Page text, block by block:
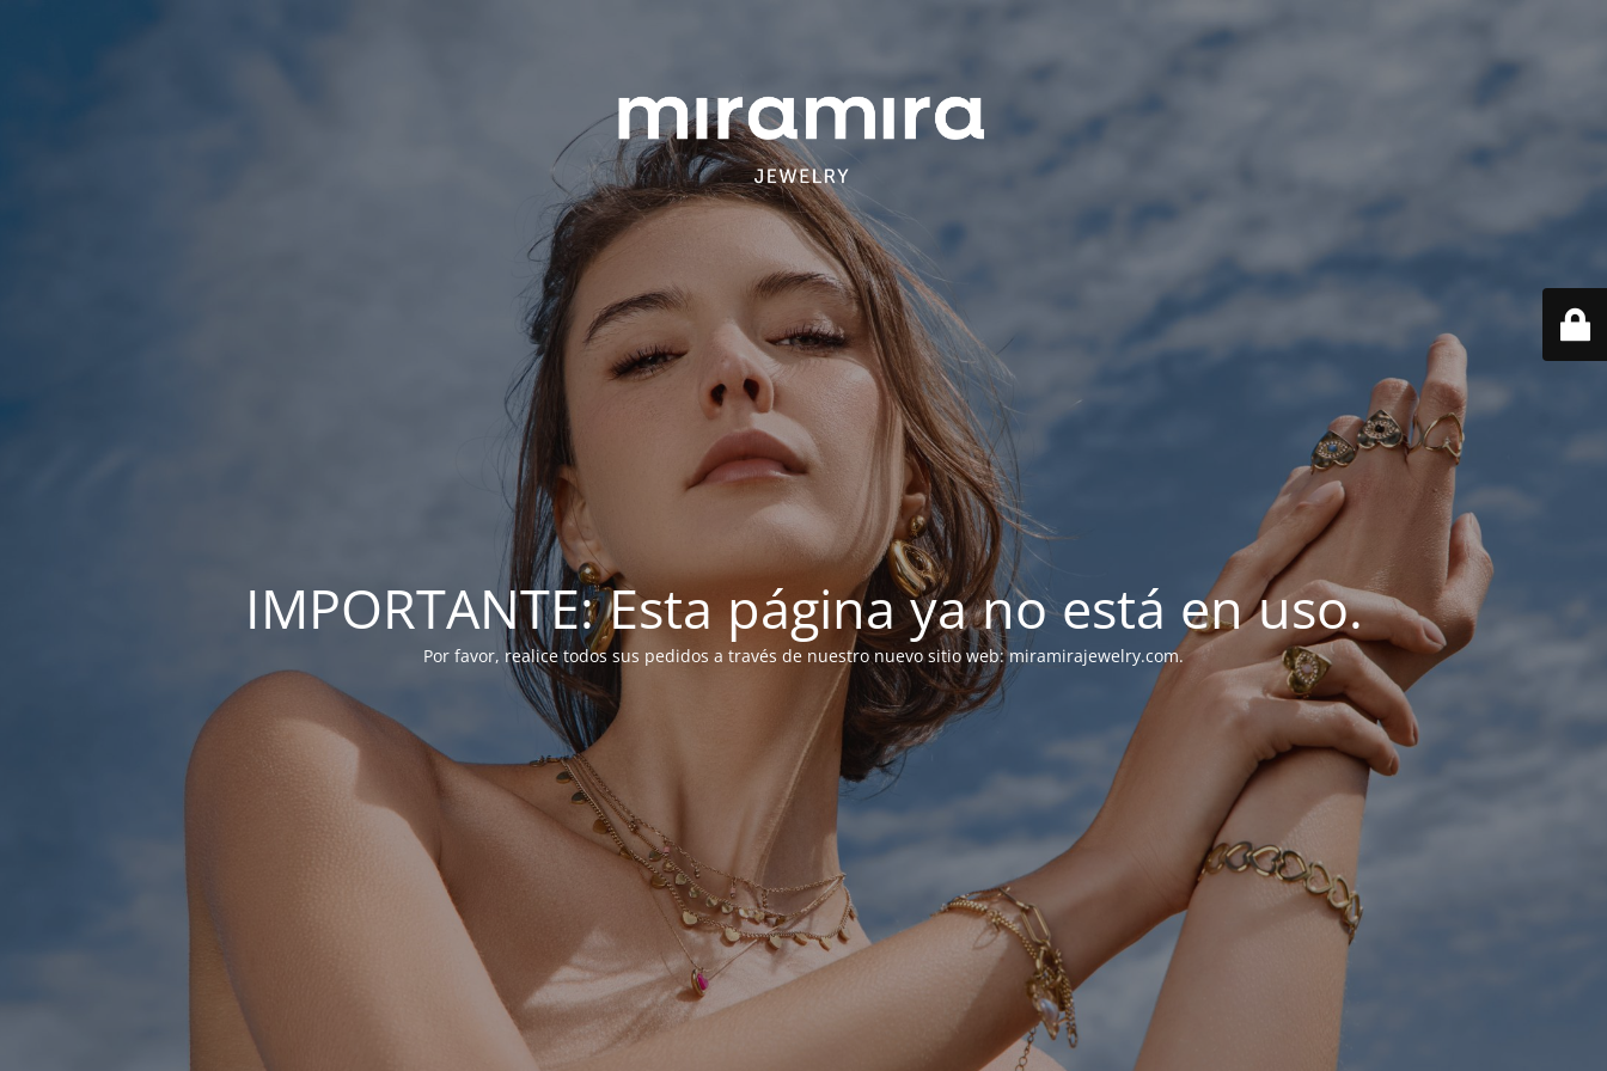
IMPORTANTE: Esta página ya no está en uso.
Por favor, realice todos sus pedidos a través de nuestro nuevo sitio web: miramirajewelry.com.